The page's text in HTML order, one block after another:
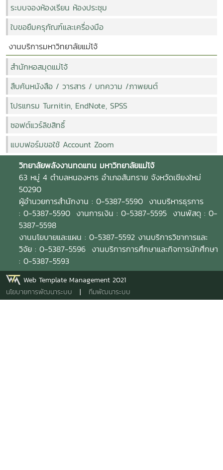
ระบบจองห้องเรียน ห้องประชุม
ใบขอยืมครุภัณฑ์และเครื่องมือ
งานบริการมหาวิทยาลัยแม่โจ้
สำนักหอสมุดแม่โจ้
สืบค้นหนังสือ / วารสาร / บทความ /ภาพยนต์
โปรแกรม Turnitin, EndNote, SPSS
ซอฟต์แวร์ลิขสิทธิ์
แบบฟอร์มขอใช้ Account Zoom
วิทยาลัยพลังงานทดแทน มหาวิทยาลัยแม่โจ้
63 หมู่ 4 ตำบลหนองหาร อำเภอสันทราย จังหวัดเชียงใหม่
50290
ผู้อำนวยการสำนักงาน : 0-5387-5590 งานบริหารธุรการ
: 0-5387-5590 งานการเงิน : 0-5387-5595 งานพัสดุ : 0-
5387-5598
งานนโยบายและแผน : 0-5387-5592 งานบริการวิชาการและ
วิจัย : 0-5387-5596 งานบริการการศึกษาและกิจการนักศึกษา
: 0-5387-5593
Web Template Management 2021
นโยบายการพัฒนาระบบ | ทีมพัฒนาระบบ